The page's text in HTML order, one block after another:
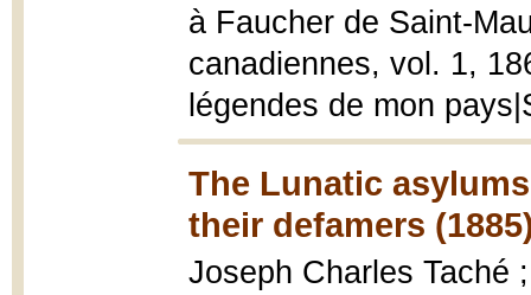
à Faucher de Saint-
canadiennes, vol. 1,
légendes de mon
The Lunatic
their defamers
Joseph Charles Taché